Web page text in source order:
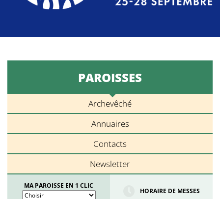
PAROISSES
Archevêché
Annuaires
Contacts
Newsletter
MA PAROISSE EN 1 CLIC
HORAIRE DE MESSES